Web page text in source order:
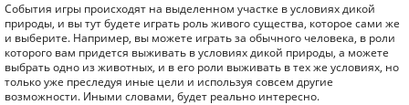
События игры происходят на выделенном участке в условиях дикой
природы, и вы тут будете играть роль живого существа, которое сами же
и выберите. Например, вы можете играть за обычного человека, в роли
которого вам придется выживать в условиях дикой природы, а можете
выбрать одно из животных, и в его роли выживать в тех же условиях, но
только уже преследуя иные цели и используя совсем другие
возможности. Иными словами, будет реально интересно.